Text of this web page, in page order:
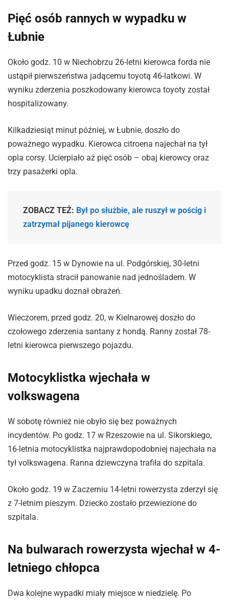
Pięć osób rannych w wypadku w
Łubnie
Około godz. 10 w Niechobrzu 26-letni kierowca forda nie
ustąpił pierwszeństwa jadącemu toyotą 46-latkowi. W
wyniku zderzenia poszkodowany kierowca toyoty został
hospitalizowany.
Kilkadziesiąt minut później, w Łubnie, doszło do
poważnego wypadku. Kierowca citroena najechał na tył
opla corsy. Ucierpiało aż pięć osób – obaj kierowcy oraz
trzy pasażerki opla.
ZOBACZ TEŻ: Był po służbie, ale ruszył w pościg i
zatrzymał pijanego kierowcę
Przed godz. 15 w Dynowie na ul. Podgórskiej, 30-letni
motocyklista stracił panowanie nad jednośladem. W
wyniku upadku doznał obrażeń.
Wieczorem, przed godz. 20, w Kielnarowej doszło do
czołowego zderzenia santany z hondą. Ranny został 78-
letni kierowca pierwszego pojazdu.
Motocyklistka wjechała w
volkswagena
W sobotę również nie obyło się bez poważnych
incydentów. Po godz. 17 w Rzeszowie na ul. Sikorskiego,
16-letnia motocyklistka najprawdopodobniej najechała na
tył volkswagena. Ranna dziewczyna trafiła do szpitala.
Około godz. 19 w Zaczerniu 14-letni rowerzysta zderzył się
z 7-letnim pieszym. Dziecko zostało przewiezione do
szpitala.
Na bulwarach rowerzysta wjechał w 4-
letniego chłopca
Dwa kolejne wypadki miały miejsce w niedzielę. Po